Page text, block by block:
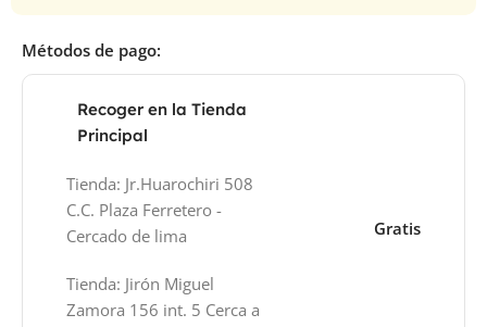
Métodos de pago:
Recoger en la Tienda
Principal
Tienda: Jr.Huarochiri 508
C.C. Plaza Ferretero -
Cercado de lima
Tienda: Jirón Miguel
Zamora 156 int. 5 Cerca a
Gratis